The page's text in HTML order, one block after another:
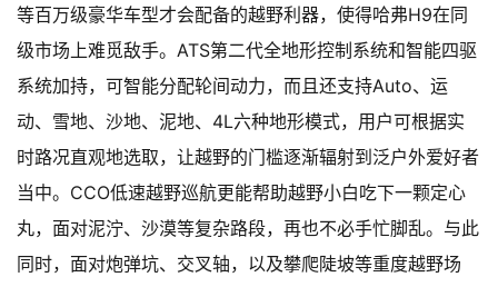
等百万级豪华车型才会配备的越野利器，使得哈弗H9在同
级市场上难觅敌手。ATS第二代全地形控制系统和智能四驱
系统加持，可智能分配轮间动力，而且还支持Auto、运
动、雪地、沙地、泥地、4L六种地形模式，用户可根据实
时路况直观地选取，让越野的门槛逐渐辐射到泛户外爱好者
当中。CCO低速越野巡航更能帮助越野小白吃下一颗定心
丸，面对泥泞、沙漠等复杂路段，再也不必手忙脚乱。与此
同时，面对炮弹坑、交叉轴，以及攀爬陡坡等重度越野场